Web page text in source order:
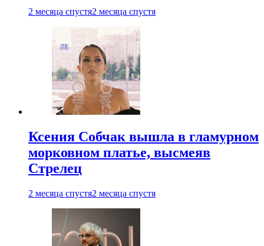
2 месяца спустя2 месяца спустя
Ксения Собчак вышла в гламурном
морковном платье, высмеяв
Стрелец
2 месяца спустя2 месяца спустя